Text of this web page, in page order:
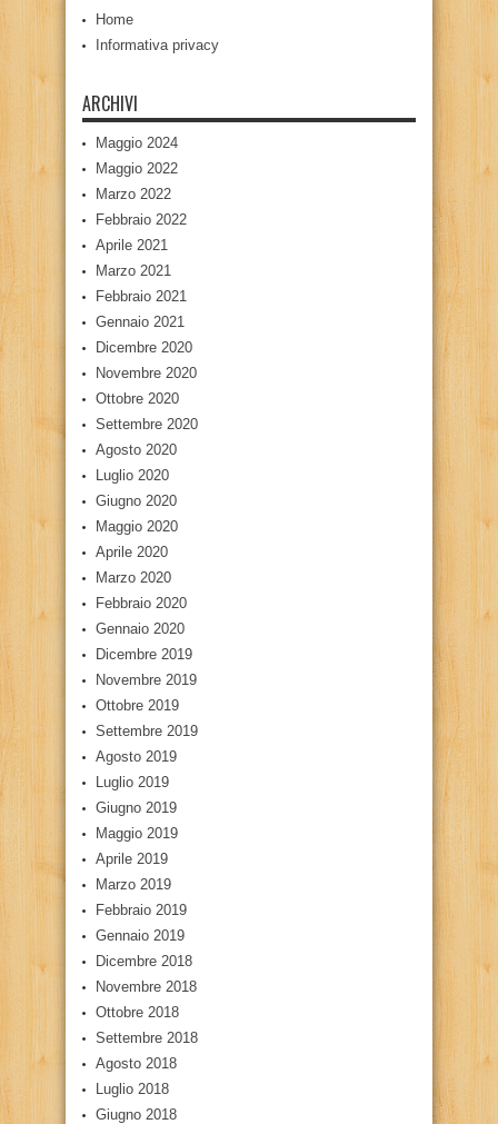
Home
Informativa privacy
ARCHIVI
Maggio 2024
Maggio 2022
Marzo 2022
Febbraio 2022
Aprile 2021
Marzo 2021
Febbraio 2021
Gennaio 2021
Dicembre 2020
Novembre 2020
Ottobre 2020
Settembre 2020
Agosto 2020
Luglio 2020
Giugno 2020
Maggio 2020
Aprile 2020
Marzo 2020
Febbraio 2020
Gennaio 2020
Dicembre 2019
Novembre 2019
Ottobre 2019
Settembre 2019
Agosto 2019
Luglio 2019
Giugno 2019
Maggio 2019
Aprile 2019
Marzo 2019
Febbraio 2019
Gennaio 2019
Dicembre 2018
Novembre 2018
Ottobre 2018
Settembre 2018
Agosto 2018
Luglio 2018
Giugno 2018